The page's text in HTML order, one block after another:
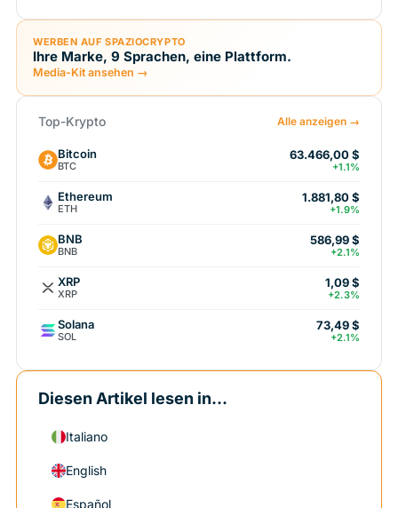
WERBEN AUF SPAZIOCRYPTO
Ihre Marke, 9 Sprachen, eine Plattform.
Media-Kit ansehen →
Top-Krypto Alle anzeigen →
Bitcoin
BTC
63.466,00 $
+1.1%
Ethereum
ETH
1.881,80 $
+1.9%
BNB
BNB
586,99 $
+2.1%
XRP
XRP
1,09 $
+2.3%
Solana
SOL
73,49 $
+2.1%
Diesen Artikel lesen in...
Italiano
English
Español